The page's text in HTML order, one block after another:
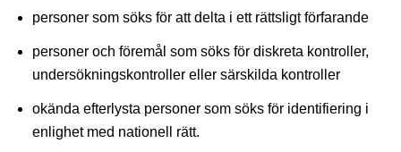
personer som söks för att delta i ett rättsligt förfarande
personer och föremål som söks för diskreta kontroller,
undersökningskontroller eller särskilda kontroller
okända efterlysta personer som söks för identifiering i
enlighet med nationell rätt.